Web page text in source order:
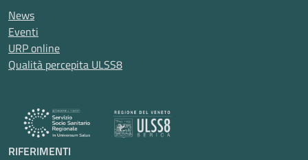
News
Eventi
URP online
Qualità percepita ULSS8
RIFERIMENTI